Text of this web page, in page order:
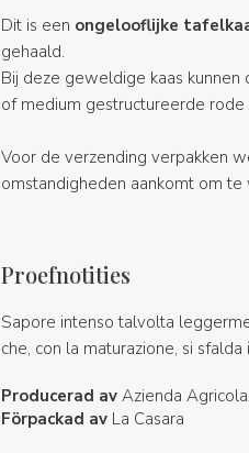
Dit is een ongelooflijke
gehaald.
Bij deze geweldige kaas kunnen
of medium gestructureerde
Voor de verzending verpakken
omstandigheden aankomt om
Proefnotities
Sapore intenso talvolta
che, con la maturazione, si sfalda
Producerad avAzienda Agricola
Förpackad avLa Casara